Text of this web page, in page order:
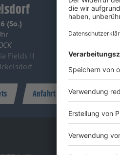
(So.)
Fields II
Anfahrt Infos